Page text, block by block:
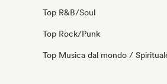
Top R&B/Soul
Top Rock/Punk
Top Musica dal mondo /